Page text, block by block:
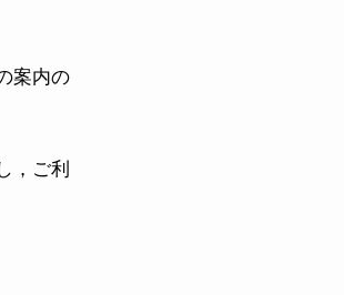
案内の
，ご利